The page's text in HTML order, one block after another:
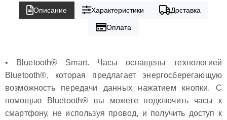
Описание Характеристики Доставка
Оплата
• Bluetooth® Smart. Часы оснащены технологией
Bluetooth®, которая предлагает энергосберегающую
возможность передачи данных нажатием кнопки. С
помощью Bluetooth® вы можете подключить часы к
смартфону, не используя провод, и получить доступ к